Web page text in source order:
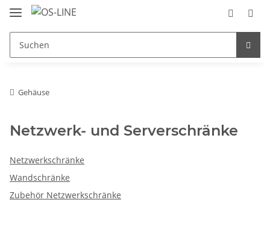
Gehäuse
Netzwerk- und Serverschränke
Netzwerkschränke
Wandschränke
Zubehör Netzwerkschränke